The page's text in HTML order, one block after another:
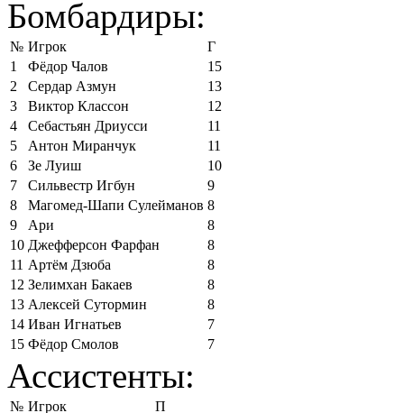
Бомбардиры:
№ Игрок
Г
1
Фёдор Чалов
15
2
Сердар Азмун
13
3
Виктор Классон
12
4
Себастьян Дриусси
11
5
Антон Миранчук
11
6
Зе Луиш
10
7
Сильвестр Игбун
9
8
Магомед-Шапи Сулейманов 8
9
Ари
8
10 Джефферсон Фарфан
8
11 Артём Дзюба
8
12 Зелимхан Бакаев
8
13 Алексей Сутормин
8
14 Иван Игнатьев
7
15 Фёдор Смолов 7
Ассистенты:
№ Игрок
П